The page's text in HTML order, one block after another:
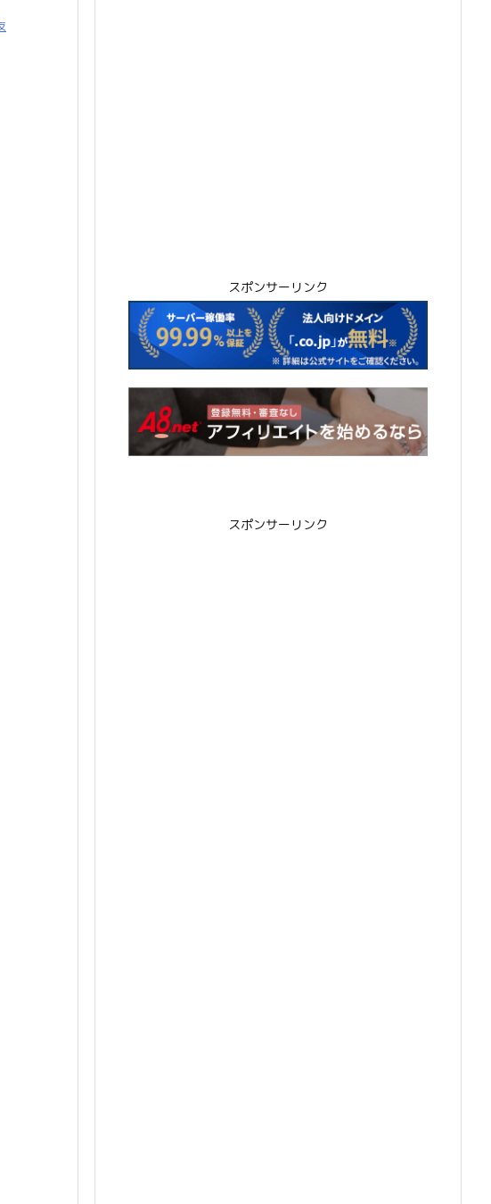
スポンサーリンク
スポンサーリンク